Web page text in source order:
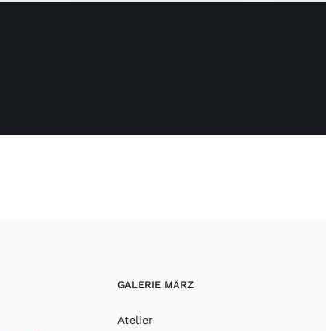
VIEW
GALERIE MÄRZ
Atelier